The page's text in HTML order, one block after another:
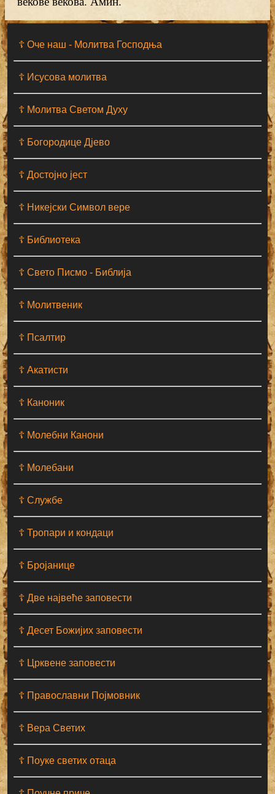
☦ Оче наш - Moлитва Господња
☦ Исусова молитва
☦ Молитва Светом Духу
☦ Богородице Дјево
☦ Достојно јест
☦ Никејски Символ вере
☦ Библиотека
☦ Свето Писмо - Библија
☦ Молитвеник
☦ Псалтир
☦ Акатисти
☦ Каноник
☦ Молебни Канони
☦ Молебани
☦ Службе
☦ Тропари и кондаци
☦ Бројанице
☦ Две највеће заповести
☦ Десет Божијих заповести
☦ Црквене заповести
☦ Православни Појмовник
☦ Вера Светих
☦ Поуке светих отаца